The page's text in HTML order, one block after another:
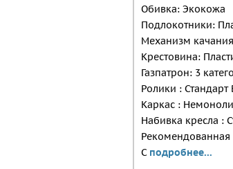
Обивка: Экокожа
Подлокотники:
Механизм
Крестовина:
Газпатрон: 3
Ролики :
Каркас :
Набивка кресла :
Рекомендованная
С подробнее...